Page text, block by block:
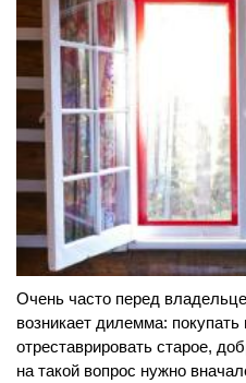
Очень часто перед
возникает дилемма:
отреставрировать старое,
на такой вопрос нужно